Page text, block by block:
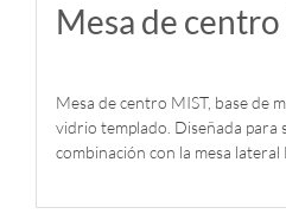
Mesa de
Mesa de centro MIST, base de
vidrio templado. Diseñada para
combinación con la mesa